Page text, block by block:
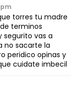
torres tu madre
terminos
segurito vas a
no sacarte la
peridico opinas y
cuidate imbecil